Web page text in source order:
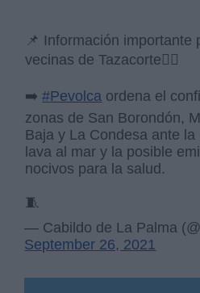
📌 Información importante
vecinas de Tazacorte👇🏽
➡️#Pevolca ordena el
zonas de San Borondón,
Baja y La Condesa ante
lava al mar y la posible
nocivos para la salud.
🧵
— Cabildo de La Palma
September 26, 2021